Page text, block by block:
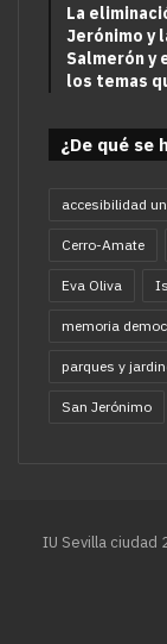
La
Jerónimo y
Salmerón y
los temas
¿De qué se
accesibilidad
Cerro-Amate
Eva Oliva
memoria
parques y
San Jerónimo
IU Sevilla ciudad